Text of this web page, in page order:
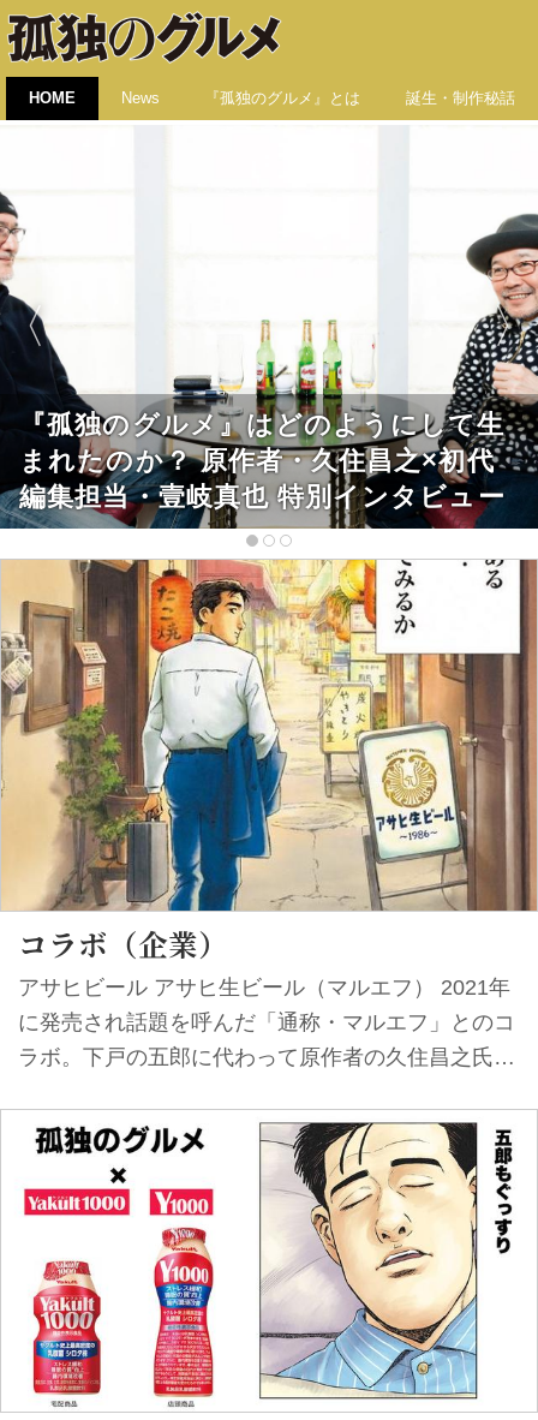
HOME News 『孤独のグルメ』とは 誕生・制作秘話
『孤独のグルメ』はどのようにして生
まれたのか？ 原作者・久住昌之×初代
編集担当・壹岐真也 特別インタビュー
コラボ（企業）
アサヒビール アサヒ生ビール（マルエフ） 2021年
に発売され話題を呼んだ「通称・マルエフ」とのコ
ラボ。下戸の五郎に代わって原作者の久住昌之氏
味を堪能した。 詳細はこちら▶︎ PayPay PayPay 飲
食店への還元キャンペーンを行ったPayPayが、
「街のお店応援」というキーワードで孤独のグルメ
とコラボ。街のお店で流れていたPayPayのCMを見
て五郎がアプリをダウンロードする様子を、マンガ
＆動画で掲載。 東急不動産 東京ポートシティ竹芝
竹芝にあるスマートビルの飲食店フロアを五郎が訪
問。五郎が最新設備に驚きつつもグルメを堪能する
様子を...